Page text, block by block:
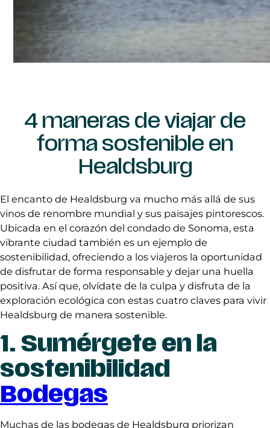
4 maneras de viajar de
forma sostenible en
Healdsburg
El encanto de Healdsburg va mucho más allá de sus
vinos de renombre mundial y sus paisajes pintorescos.
Ubicada en el corazón del condado de Sonoma, esta
vibrante ciudad también es un ejemplo de
sostenibilidad, ofreciendo a los viajeros la oportunidad
de disfrutar de forma responsable y dejar una huella
positiva. Así que, olvídate de la culpa y disfruta de la
exploración ecológica con estas cuatro claves para vivir
Healdsburg de manera sostenible.
1. Sumérgete en la
sostenibilidad
Bodegas
Muchas de las bodegas de Healdsburg priorizan